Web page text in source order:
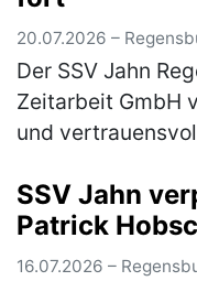
20.07.2026 –
Der SSV Jahn
Zeitarbeit GmbH
und
Partner und seit
SSV Jahn
Patrick
16.07.2026 –